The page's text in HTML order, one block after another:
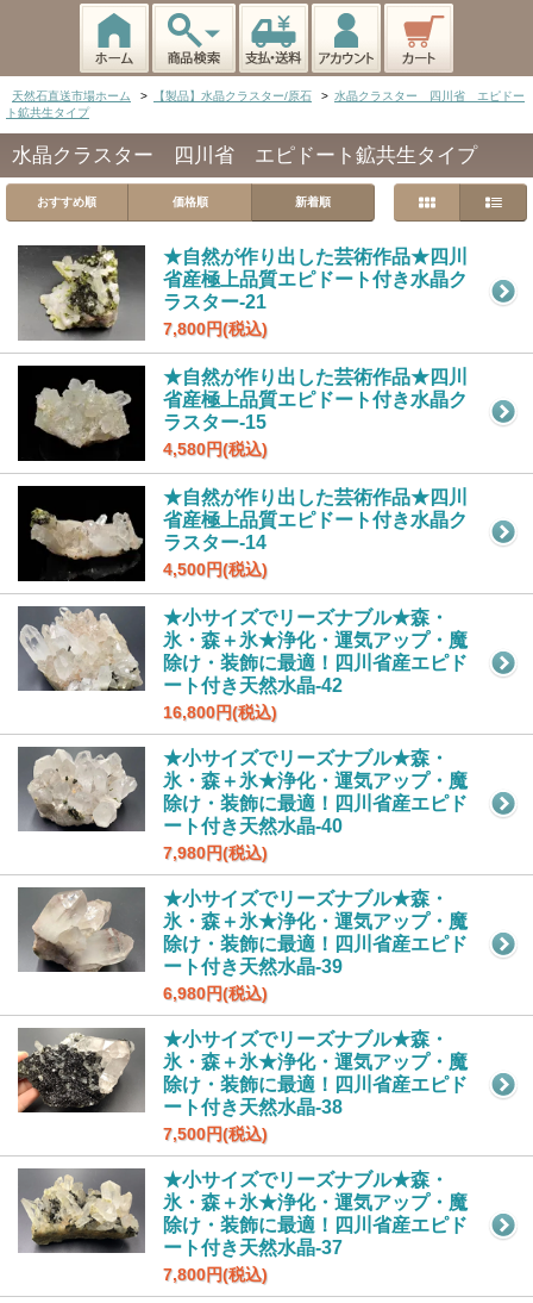
天然石直送市場ホーム > 【製品】水晶クラスター/原石 > 水晶クラスター 四川省 エピドー
ト鉱共生タイプ
水晶クラスター 四川省 エピドート鉱共生タイプ
おすすめ順 価格順 新着順
★自然が作り出した芸術作品★四川
省産極上品質エピドート付き水晶ク
ラスター-21
7,800円(税込)
★自然が作り出した芸術作品★四川
省産極上品質エピドート付き水晶ク
ラスター-15
4,580円(税込)
★自然が作り出した芸術作品★四川
省産極上品質エピドート付き水晶ク
ラスター-14
4,500円(税込)
★小サイズでリーズナブル★森・
氷・森＋氷★浄化・運気アップ・魔
除け・装飾に最適！四川省産エピド
ート付き天然水晶-42
16,800円(税込)
★小サイズでリーズナブル★森・
氷・森＋氷★浄化・運気アップ・魔
除け・装飾に最適！四川省産エピド
ート付き天然水晶-40
7,980円(税込)
★小サイズでリーズナブル★森・
氷・森＋氷★浄化・運気アップ・魔
除け・装飾に最適！四川省産エピド
ート付き天然水晶-39
6,980円(税込)
★小サイズでリーズナブル★森・
氷・森＋氷★浄化・運気アップ・魔
除け・装飾に最適！四川省産エピド
ート付き天然水晶-38
7,500円(税込)
★小サイズでリーズナブル★森・
氷・森＋氷★浄化・運気アップ・魔
除け・装飾に最適！四川省産エピド
ート付き天然水晶-37
7,800円(税込)